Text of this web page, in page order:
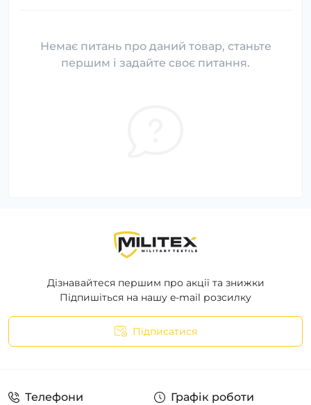
Немає питань про даний товар, станьте
першим і задайте своє питання.
Дізнавайтеся першим про акції та знижки
Підпишіться на нашу e-mail розсилку
Підписатися
Телефони Графік роботи